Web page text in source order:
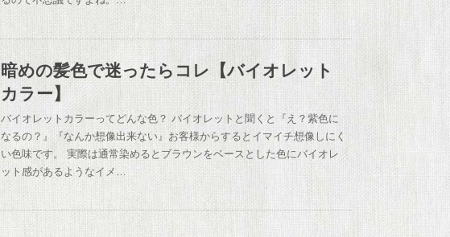
暗めの髪色で迷ったらコレ【バイオレット
カラー】
バイオレットカラーってどんな色？ バイオレットと聞くと『え？紫色に
なるの？』『なんか想像出来ない』お客様からするとイマイチ想像しにく
い色味です。 実際は通常染めるとブラウンをベースとした色にバイオレ
ット感があるようなイメ…